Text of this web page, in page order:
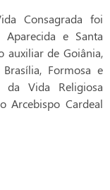
Consagrada foi
Aparecida e Santa
auxiliar de Goiânia,
Formosa e
Vida Religiosa
Arcebispo Cardeal